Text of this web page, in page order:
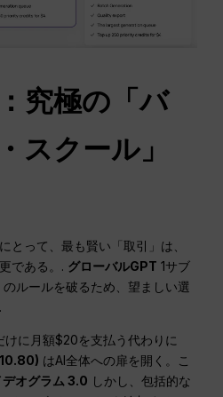
究極の「バ
スクール」
とって、最も賢い「取引」は、
である。. グローバルGPT 1サブ
ルールを破るため、望ましい選
に月額$20を支払う代わりに
はAI全体への扉を開く。こ
デオグラム 3.0 しかし、包括的な